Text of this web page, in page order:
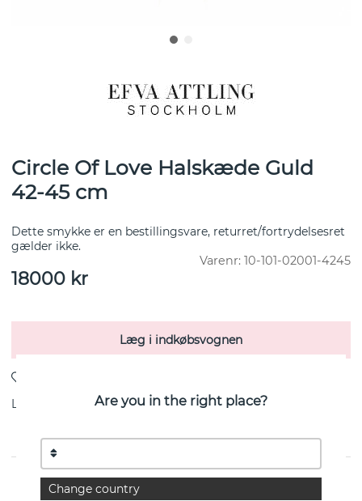
Circle Of Love Halskæde Guld
42-45 cm
Dette smykke er en bestillingsvare, returret/fortrydelsesret
gælder ikke.
Varenr: 10-101-02001-4245
18000 kr
Læg i indkøbsvognen
Levering: lagervare 4-8 arbejdsdage
Circle Of Love Halskæde Guld 42-45 cm fra svenske
Are you in the right place?
Change country